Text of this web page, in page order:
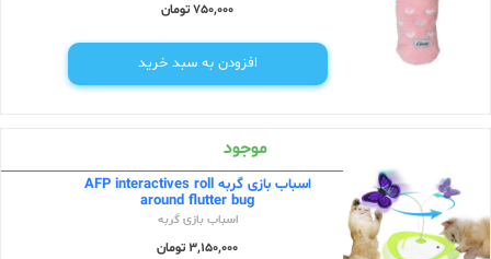
750,000 تومان
افزودن به سبد خرید
موجود
اسباب بازی گربه AFP interactives roll
around flutter bug
اسباب بازی گربه
3,150,000 تومان